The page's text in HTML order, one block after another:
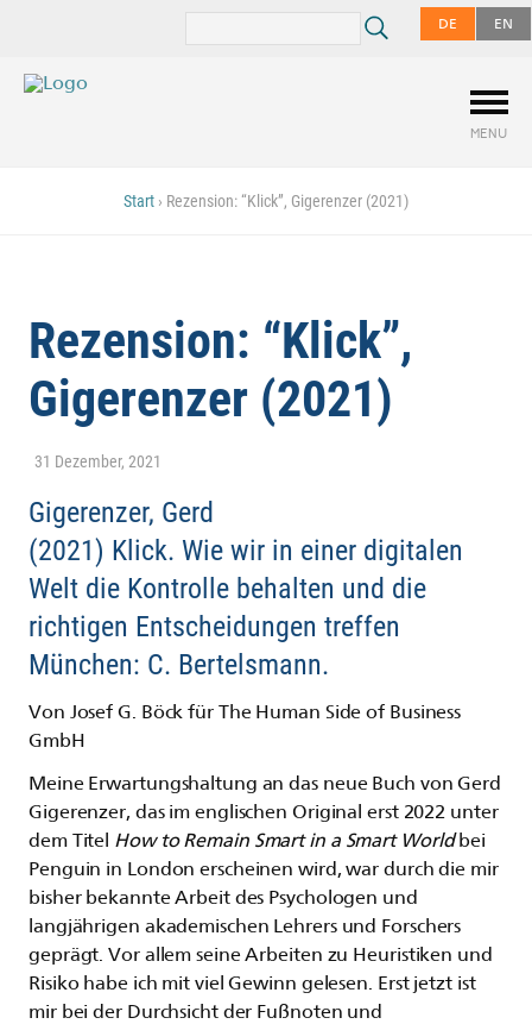
MENU
DE EN
Start › Rezension: “Klick”, Gigerenzer (2021)
Rezension: “Klick”,
Gigerenzer (2021)
31 Dezember, 2021
Gigerenzer, Gerd
(2021) Klick. Wie wir in einer digitalen
Welt die Kontrolle behalten und die
richtigen Entscheidungen treffen
München: C. Bertelsmann.
Von Josef G. Böck für The Human Side of Business
GmbH
Meine Erwartungshaltung an das neue Buch von Gerd
Gigerenzer, das im englischen Original erst 2022 unter
dem Titel How to Remain Smart in a Smart Worldbei
Penguin in London erscheinen wird, war durch die mir
bisher bekannte Arbeit des Psychologen und
langjährigen akademischen Lehrers und Forschers
geprägt. Vor allem seine Arbeiten zu Heuristiken und
Risiko habe ich mit viel Gewinn gelesen. Erst jetzt ist
mir bei der Durchsicht der Fußnoten und